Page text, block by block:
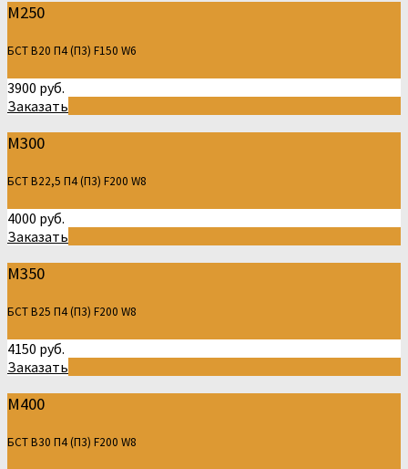
М250
БСТ В20 П4 (П3) F150 W6
3900 руб.
Заказать
М300
БСТ В22,5 П4 (П3) F200 W8
4000 руб.
Заказать
М350
БСТ В25 П4 (П3) F200 W8
4150 руб.
Заказать
М400
БСТ В30 П4 (П3) F200 W8